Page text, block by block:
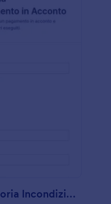
Dichiarazione Di Liberatoria Incondizionata Per Pagamento In Acconto